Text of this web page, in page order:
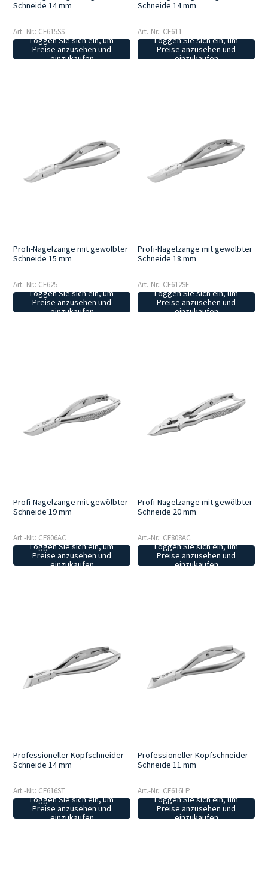
Schneide 14 mm
Art.-Nr.: CF615SS
Loggen Sie sich ein, um
Preise anzusehen und
einzukaufen
Schneide 14 mm
Art.-Nr.: CF611
Loggen Sie sich ein, um
Preise anzusehen und
einzukaufen
Profi-Nagelzange mit gewölbter
Schneide 15 mm
Art.-Nr.: CF625
Loggen Sie sich ein, um
Preise anzusehen und
einzukaufen
Profi-Nagelzange mit gewölbter
Schneide 18 mm
Art.-Nr.: CF612SF
Loggen Sie sich ein, um
Preise anzusehen und
einzukaufen
Profi-Nagelzange mit gewölbter
Schneide 19 mm
Art.-Nr.: CF806AC
Loggen Sie sich ein, um
Preise anzusehen und
einzukaufen
Profi-Nagelzange mit gewölbter
Schneide 20 mm
Art.-Nr.: CF808AC
Loggen Sie sich ein, um
Preise anzusehen und
einzukaufen
Professioneller Kopfschneider
Schneide 14 mm
Art.-Nr.: CF616ST
Loggen Sie sich ein, um
Preise anzusehen und
einzukaufen
Professioneller Kopfschneider
Schneide 11 mm
Art.-Nr.: CF616LP
Loggen Sie sich ein, um
Preise anzusehen und
einzukaufen